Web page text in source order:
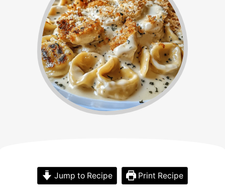
Jump to Recipe Print Recipe